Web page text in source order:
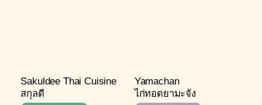
Sakuldee Thai Cuisine
สกุลดี
Yamachan
ไก่ทอดยามะจัง